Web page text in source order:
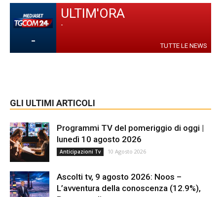
-
ULTIM'ORA
-
TUTTE LE NEWS
GLI ULTIMI ARTICOLI
Programmi TV del pomeriggio di oggi |
lunedì 10 agosto 2026
Anticipazioni Tv 10 Agosto 2026
Ascolti tv, 9 agosto 2026: Noos –
L’avventura della conoscenza (12.9%),